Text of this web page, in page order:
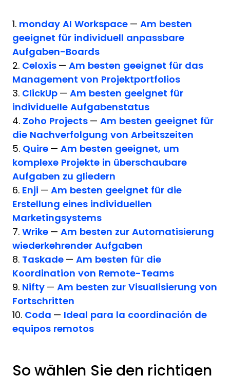
1. monday AI Workspace — Am besten
geeignet für individuell anpassbare
Aufgaben-Boards
2. Celoxis — Am besten geeignet für das
Management von Projektportfolios
3. ClickUp — Am besten geeignet für
individuelle Aufgabenstatus
4. Zoho Projects — Am besten geeignet für
die Nachverfolgung von Arbeitszeiten
5. Quire — Am besten geeignet, um
komplexe Projekte in überschaubare
Aufgaben zu gliedern
6. Enji — Am besten geeignet für die
Erstellung eines individuellen
Marketingsystems
7. Wrike — Am besten zur Automatisierung
wiederkehrender Aufgaben
8. Taskade — Am besten für die
Koordination von Remote-Teams
9. Nifty — Am besten zur Visualisierung von
Fortschritten
10. Coda — Ideal para la coordinación de
equipos remotos
So wählen Sie den richtigen